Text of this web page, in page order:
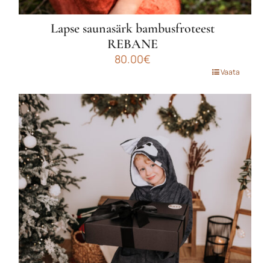
Lapse saunasärk bambusfroteest
REBANE
80.00€
on
mitu
varianti.
Valikuid
saab
teha
tootelehel.
Vaata